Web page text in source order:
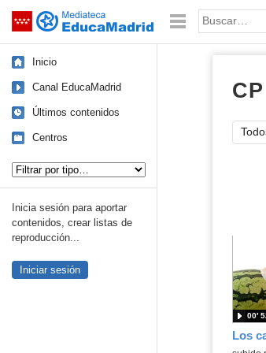
Saltar navegación Palabra o
Inicio
Canal EducaMadrid
Últimos contenidos
Centros
Inicia sesión para aportar
contenidos, crear listas de
reproducción...
Iniciar sesión
Los
00′